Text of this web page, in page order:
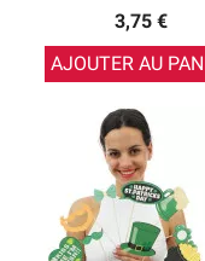
3,75 €
AJOUTER AU